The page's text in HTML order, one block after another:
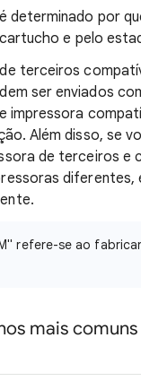
determinado por
e pelo
terceiros
ser enviados
impressora
Além disso, se
de terceiros e
diferentes,
refere-se ao
mais comuns